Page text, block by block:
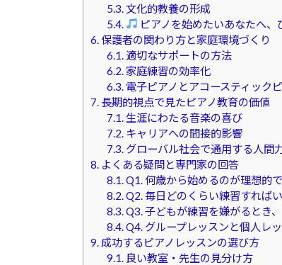
5.3.文化的教養の形成
5.4.
ピアノを始めたいあなたへ
6.保護者の関わり方と家庭環境づくり
6.1.適切なサポートの方法
6.2.家庭練習の効率化
6.3.電子ピアノとアコースティック
7. 長期的視点で見たピアノ教育の価値
7.1.生涯にわたる音楽の喜び
7.2.キャリアへの間接的影響
7.3.グローバル社会で通用する人間
8. よくある疑問と専門家の回答
8.1.Q1. 何歳から始めるのが理想的
8.2.Q2. 毎日どのくらい練習すれば
8.3.Q3. 子どもが練習を嫌がるとき
8.4.Q4. グループレッスンと個人レ
9. 成功するピアノレッスンの選び方
9.1.良い教室・先生の見分け方